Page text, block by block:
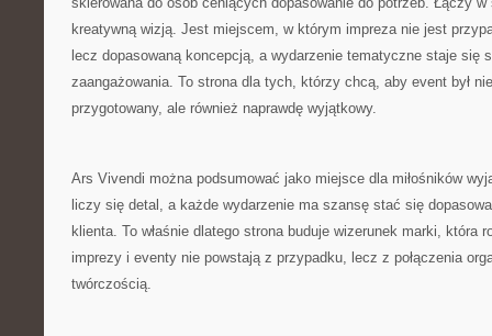
kreatywną wizją. Jest miejscem, w którym impreza nie jest
lecz dopasowaną koncepcją, a wydarzenie tematyczne staje się
zaangażowania. To strona dla tych, którzy chcą, aby event był
przygotowany, ale również naprawdę wyjątkowy.
Ars Vivendi można podsumować jako miejsce dla miłośników
liczy się detal, a każde wydarzenie ma szansę stać się
klienta. To właśnie dlatego strona buduje wizerunek marki, która
imprezy i eventy nie powstają z przypadku, lecz z połączenia
twórczością.